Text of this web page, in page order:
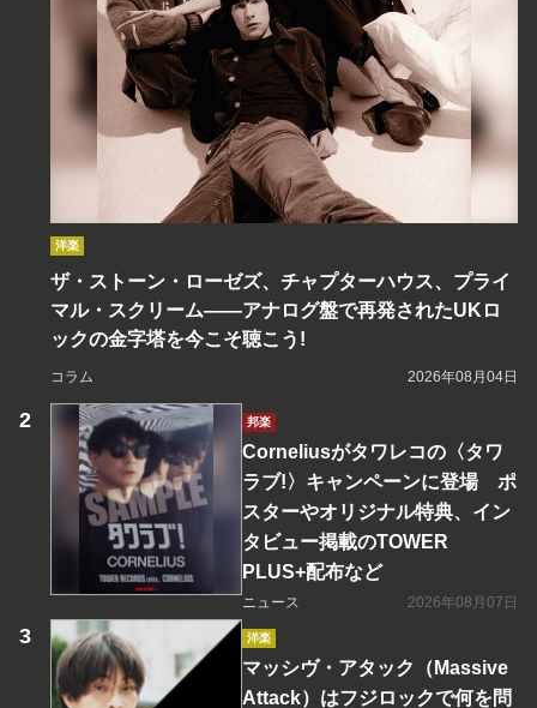
洋楽
ザ・ストーン・ローゼズ、チャプターハウス、プライ
マル・スクリーム――アナログ盤で再発されたUKロ
ックの金字塔を今こそ聴こう!
コラム 2026年08月04日
邦楽
Corneliusがタワレコの〈タワ
ラブ!〉キャンペーンに登場 ポ
スターやオリジナル特典、イン
タビュー掲載のTOWER
PLUS+配布など
ニュース 2026年08月07日
洋楽
マッシヴ・アタック（Massive
Attack）はフジロックで何を問